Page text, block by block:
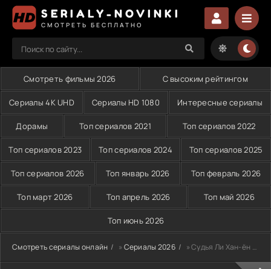
SERIALY-NOVINKI
СМОТРЕТЬ БЕСПЛАТНО
Смотреть фильмы 2026 С высоким рейтингом
Сериалы 4K UHD Сериалы HD 1080 Интересные сериалы
Дорамы Топ сериалов 2021 Топ сериалов 2022
Топ сериалов 2023 Топ сериалов 2024 Топ сериалов 2025
Топ сериалов 2026 Топ январь 2026 Топ февраль 2026
Топ март 2026 Топ апрель 2026 Топ май 2026
Топ июнь 2026
Смотреть сериалы онлайн » Сериалы 2026 » Судья Ли Хан-ён (2026)